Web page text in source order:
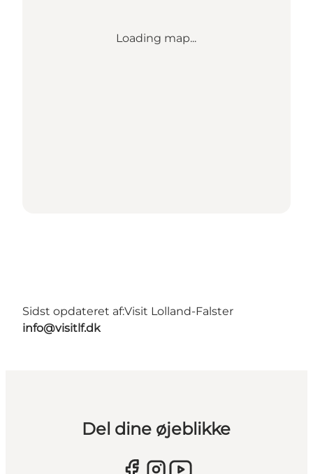
Loading map...
Sidst opdateret af:Visit Lolland-Falster
info@visitlf.dk
Del dine øjeblikke